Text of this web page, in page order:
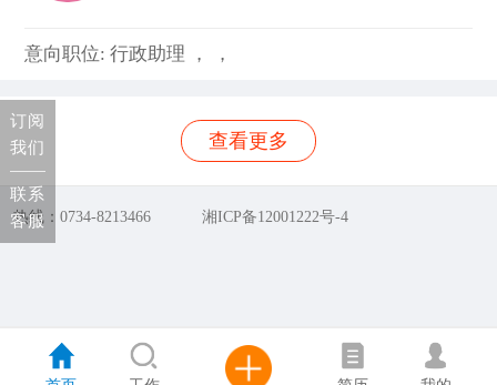
意向职位: 行政助理 ， ，
查看更多
热线：0734-8213466 湘ICP备12001222号-4
订阅
我们
联系
客服